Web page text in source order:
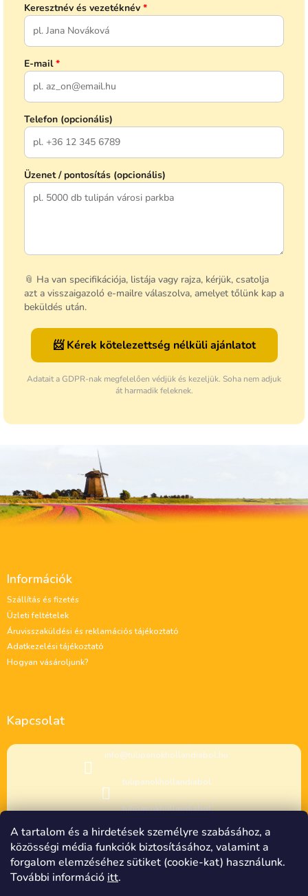
A tartalom és a hirdetések személyre szabásához, a
közösségi média funkciók biztosításához, valamint a
forgalom elemzéséhez sütiket (cookie-kat) használunk.
További információ itt.
Keresztnév és vezetéknév *
E-mail*
Telefon (opcionális)
Üzenet / pontosítás (opcionális)
📎 Ha van specifikációja, listája vagy rajza, kérjük, csatolja
azt a visszaigazoló e-mailre válaszolva, amelyet tőlünk kap a
beküldés után.
📨 Kérek kötelezettség nélküli ajánlatot
Adatait a GDPR-nak megfelelően védjük és kezeljük. Soha nem adjuk
át harmadik feleknek.
Információk
Szállítás és fizetés
Üzleti feltételek
Áruvisszaküldési és reklamációs tájékoztató
Adatkezelési tájékoztató
Hogyan vásároljunk?
Kapcsolat
info@tulipanokhollandiabol.hu
tulipanokhollandiabol
tulipanokhollandiabol